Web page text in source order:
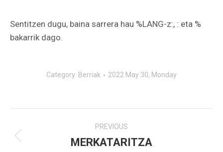
Sentitzen dugu, baina sarrera hau %LANG-z:, : eta %
bakarrik dago.
Category: Berriak 2022 May 30, Monday
navigation
PREVIOUS
Previous
MERKATARITZA